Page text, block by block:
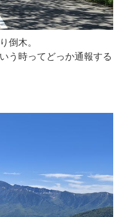
倒木。
う時ってどっか通報する